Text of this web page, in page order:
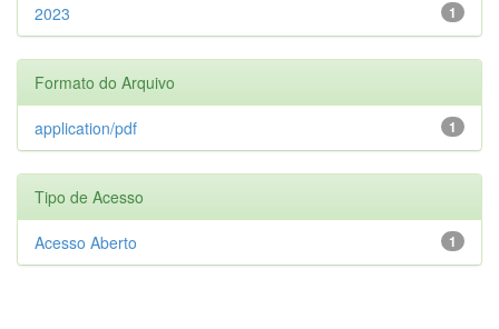
1
2023
Formato do Arquivo
1
application/pdf
Tipo de Acesso
1
Acesso Aberto